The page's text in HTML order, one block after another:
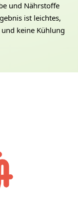
und Nährstoffe
ist leichtes,
keine Kühlung